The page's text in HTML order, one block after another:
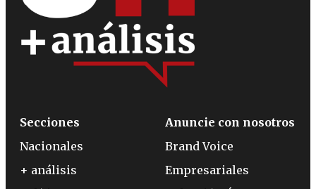
Secciones
Nacionales
+ análisis
Anuncie con nosotros
Brand Voice
Empresariales